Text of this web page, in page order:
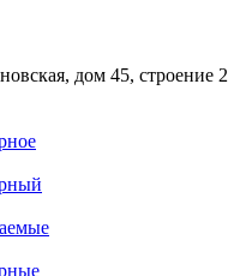
дом 45, строение 2